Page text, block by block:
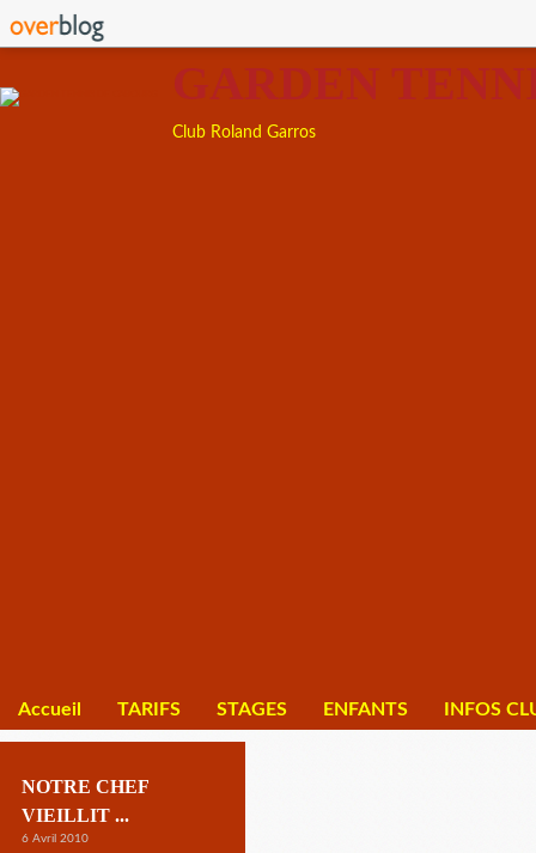
GARDEN
Club Roland Garros
Accueil TARIFS STAGES ENFANTS INFOS
NOTRE CHEF
VIEILLIT ...
6 Avril 2010